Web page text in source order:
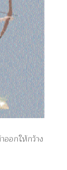
ออกให้กว้าง